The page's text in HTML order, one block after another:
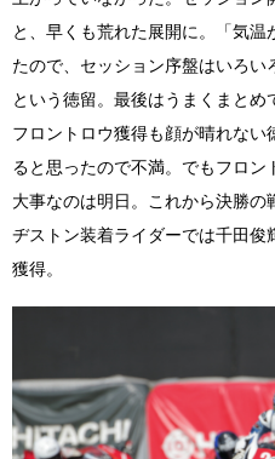
と、早くも荒れた展開に。「気
たので、セッション序盤はいろい
という徳留。最後はうまくまとめ
フロントロウ獲得も顔が晴れない
ると思ったので不満。でもフロン
大事なのは明日。これから決勝の
ヂストン装着ライダーでは千田
獲得。